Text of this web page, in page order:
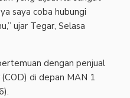
saya coba hubungi
ujar Tegar, Selasa
dengan penjual
(COD) di depan MAN 1